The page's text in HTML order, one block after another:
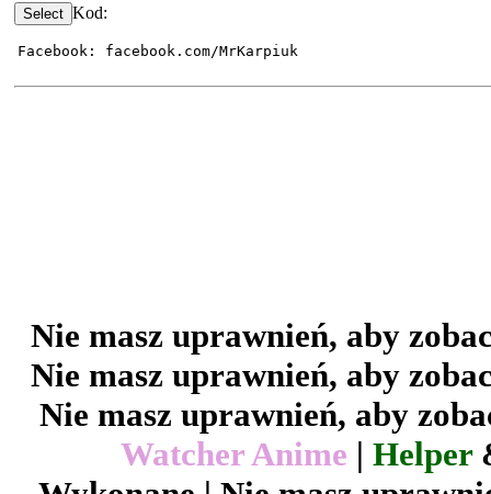
Kod:
Facebook: facebook.com/MrKarpiuk
Nie masz uprawnień, aby
Nie masz uprawnień, aby
Nie masz uprawnień, aby
Watcher Anime | Helper